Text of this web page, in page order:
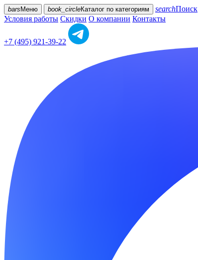
bars Меню book_circleКаталог по категориям searchПоиск
Условия работы Скидки О компании Контакты
+7 (495) 921-39-22